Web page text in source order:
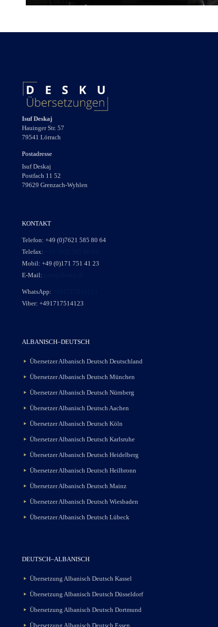
Isuf Deskaj
Hauinger Str. 57
79541 Lörrach
Postadresse
Isuf Deskaj
Postfach 11 52
79629 Grenzach-Wyhlen
KONTAKT
Telefon: +49 (0)7621 585 80 64
Telefax:
Mobil: +49 (0)171 751 41 23
E-Mail:
WhatsApp:
Viber: +491717514123
ALBANISCH–DEUTSCH
Übersetzer Albanisch Deutsch Deutschland
Übersetzer Albanisch Deutsch München
Übersetzer Albanisch Deutsch Nürnberg
Übersetzer Albanisch Deutsch Aachen
Übersetzer Albanisch Deutsch Köln
Übersetzer Albanisch Deutsch Karlsruhe
Übersetzer Albanisch Deutsch Heidelberg
Übersetzer Albanisch Deutsch Heilbronn
Übersetzer Albanisch Deutsch Mainz
Übersetzer Albanisch Deutsch Wiesbaden
Übersetzer Albanisch Deutsch Lübeck
DEUTSCH–ALBANISCH
Übersetzung Albanisch Deutsch Kassel
Übersetzung Albanisch Deutsch Düsseldorf
Übersetzung Albanisch Deutsch Dortmund
Übersetzung Albanisch Deutsch Essen